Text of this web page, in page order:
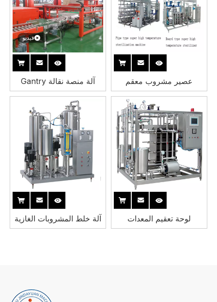
عصير مشروب معقم
فيديو
آلة منصة نقالة Gantry
لوحة تعقيم المعدات آلة خلط المشروبات الغازية